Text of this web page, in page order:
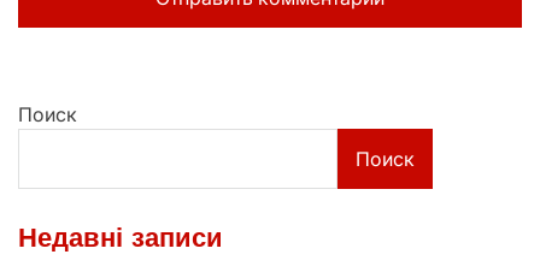
Поиск
Поиск
Недавні записи